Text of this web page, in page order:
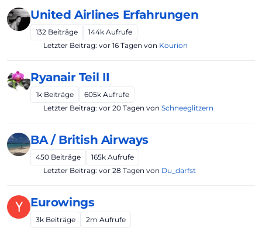
United Airlines Erfahrungen
132 Beiträge 144k Aufrufe
Letzter Beitrag: vor 16 Tagen von Kourion
Ryanair Teil II
1k Beiträge 605k Aufrufe
Letzter Beitrag: vor 20 Tagen von Schneeglitzern
BA / British Airways
450 Beiträge 165k Aufrufe
Letzter Beitrag: vor 28 Tagen von Du_darfst
Y Eurowings
3k Beiträge 2m Aufrufe